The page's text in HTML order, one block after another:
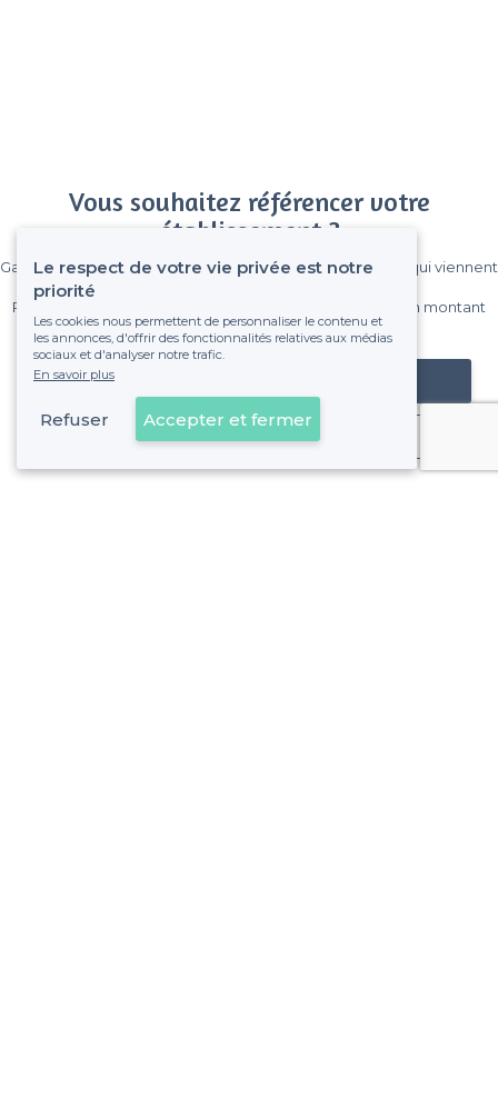
Vous souhaitez référencer votre
établissement ?
Gagnez de nombreux clients parmi le million de visiteurs qui viennent
Pas de commissions et sans engagement, vous payez un montant
fixe sans risque de voir déraper la facture.
Référencer mon établissement
Déjà client
Le respect de votre vie privée est notre
priorité
Les cookies nous permettent de personnaliser le contenu et
les annonces, d'offrir des fonctionnalités relatives aux médias
sociaux et d'analyser notre trafic.
En savoir plus
Refuser Accepter et fermer